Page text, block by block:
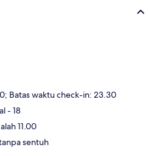
Batas waktu check-in: 23.30
- 18
11.00
sentuh